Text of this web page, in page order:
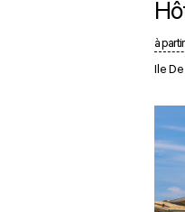
à
Ile